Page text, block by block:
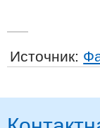
Источник: